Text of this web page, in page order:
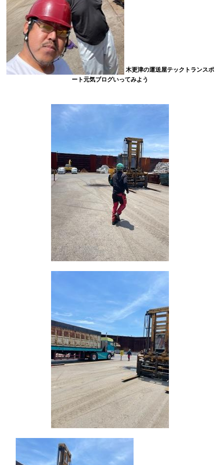
木更津の運送屋テックトランスポ
ート元気ブログいってみよう